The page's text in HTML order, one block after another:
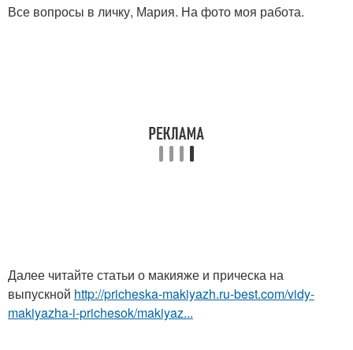
Все вопросы в личку, Мария. На фото моя работа.
Далее читайте статьи о макияже и прическа на
выпускной http://pricheska-makiyazh.ru-best.com/vidy-
makiyazha-i-prichesok/makiyaz...